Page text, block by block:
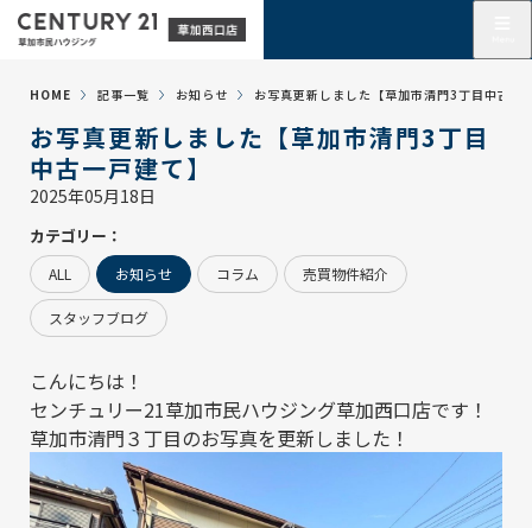
HOME 記事一覧 お知らせ お写真更新しました【草加市清門3丁目中古一
お写真更新しました【草加市清門3丁目
中古一戸建て】
2025年05月18日
カテゴリー：
ALL お知らせ コラム 売買物件紹介
スタッフブログ
こんにちは！
センチュリー21草加市民ハウジング草加西口店です！
草加市清門３丁目のお写真を更新しました！